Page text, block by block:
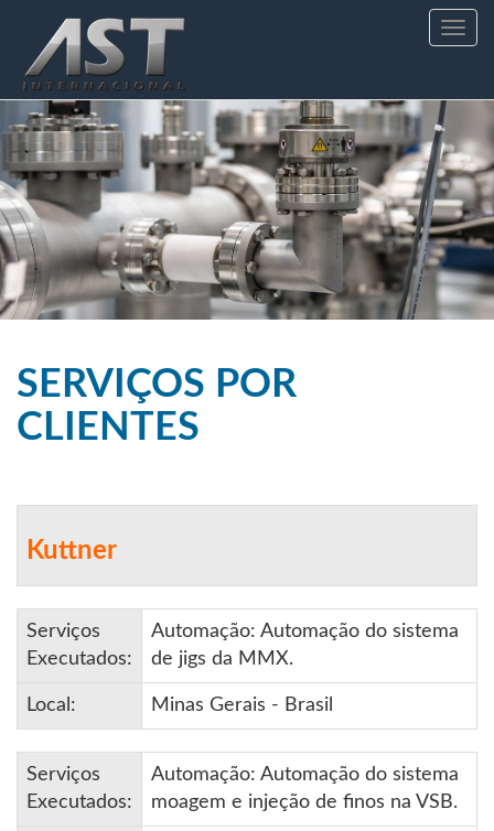
Toggle
SERVIÇOS POR
CLIENTES
Kuttner
Serviços
Executados:
Automação: Automação do sistema
de jigs da MMX.
Local: Minas Gerais - Brasil
Serviços
Executados:
Automação: Automação do sistema
moagem e injeção de finos na VSB.